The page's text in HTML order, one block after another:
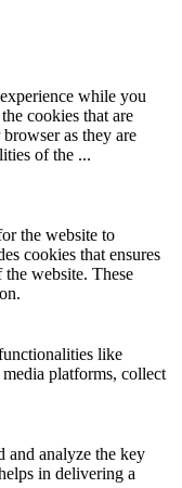
while you
cookies that are
as they are
of the ...
the website to
cookies that ensures
website. These
like
platforms, collect
and analyze the key
in delivering a